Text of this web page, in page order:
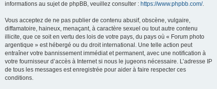
informations au sujet de phpBB, veuillez consulter : https://www.phpbb.com/.
Vous acceptez de ne pas publier de contenu abusif, obscène, vulgaire,
diffamatoire, haineux, menaçant, à caractère sexuel ou tout autre contenu
illicite, que ce soit en vertu des lois de votre pays, du pays où « Forum photo
argentique » est hébergé ou du droit international. Une telle action peut
entraîner votre bannissement immédiat et permanent, avec une notification à
votre fournisseur d’accès à Internet si nous le jugeons nécessaire. L’adresse IP
de tous les messages est enregistrée pour aider à faire respecter ces
conditions.